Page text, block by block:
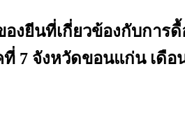
ยีนที่เกี่ยวข้องกับการดื้
7 จังหวัดขอนแก่น เดือ